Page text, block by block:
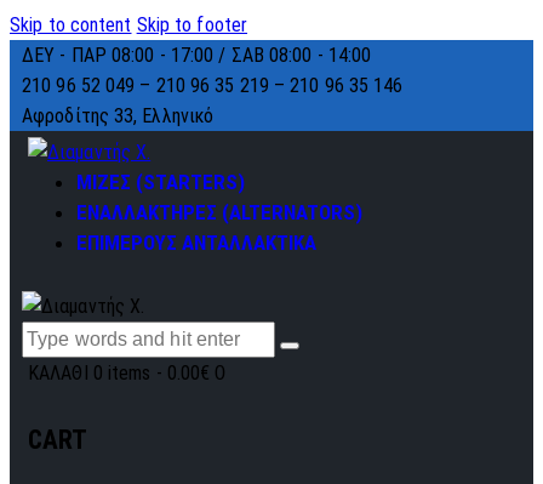
Skip to content Skip to footer
ΔΕΥ - ΠΑΡ 08:00 - 17:00 / ΣΑΒ 08:00 - 14:00
210 96 52 049 – 210 96 35 219 –210 96 35 146
Αφροδίτης 33, Ελληνικό
ΜΙΖΕΣ (STARTERS)
ΕΝΑΛΛΑΚΤΗΡΕΣ (ALTERNATORS)
ΕΠΙΜΕΡΟΥΣ ΑΝΤΑΛΛΑΚΤΙΚΑ
ΚΑΛΑΘΙ 0 items - 0.00€ 0
CART